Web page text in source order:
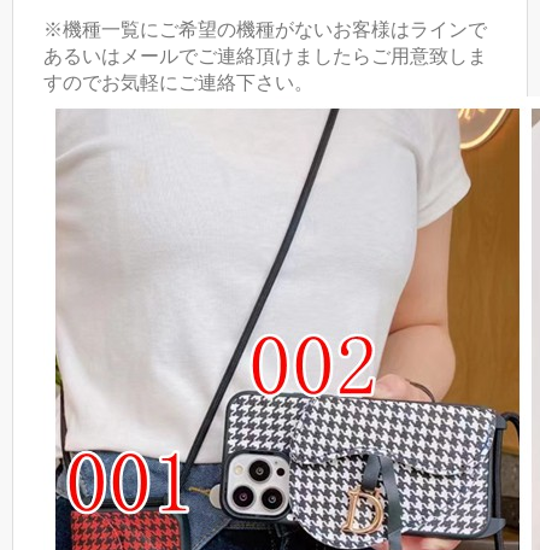
※機種一覧にご希望の機種がないお客様はラインで
あるいはメールでご連絡頂けましたらご用意致しま
すのでお気軽にご連絡下さい。